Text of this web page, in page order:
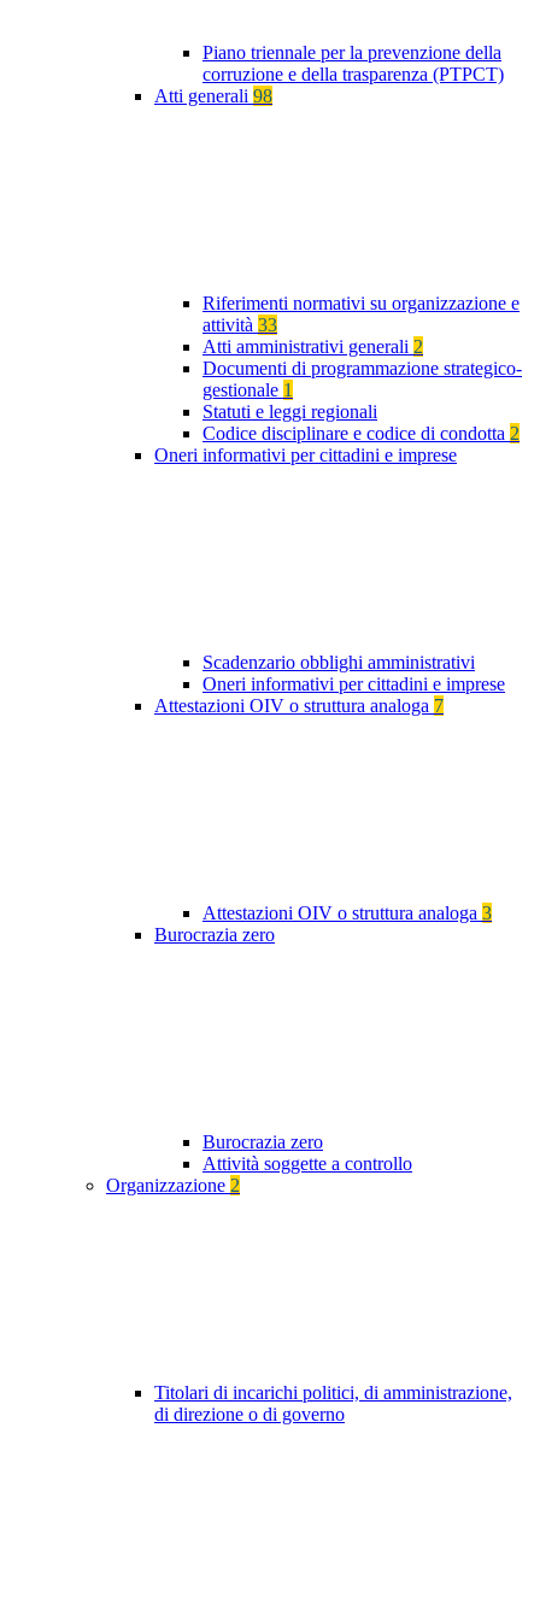
Piano triennale per la prevenzione della
corruzione e della trasparenza (PTPCT)
Atti generali 98
Riferimenti normativi su organizzazione e
attività 33
Atti amministrativi generali 2
Documenti di programmazione strategico-
gestionale 1
Statuti e leggi regionali
Codice disciplinare e codice di condotta 2
Oneri informativi per cittadini e imprese
Scadenzario obblighi amministrativi
Oneri informativi per cittadini e imprese
Attestazioni OIV o struttura analoga 7
Attestazioni OIV o struttura analoga 3
Burocrazia zero
Burocrazia zero
Attività soggette a controllo
Organizzazione 2
Titolari di incarichi politici, di amministrazione,
di direzione o di governo